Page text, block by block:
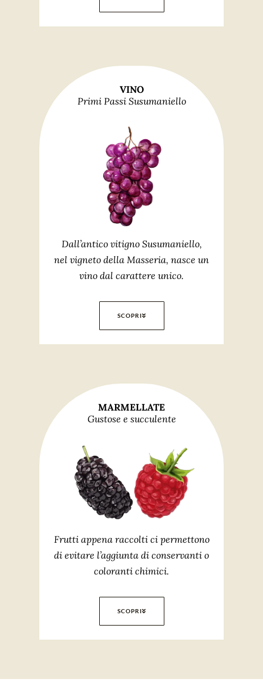
VINO
Primi Passi Susumaniello
Dall’antico vitigno Susumaniello,
nel vigneto della Masseria, nasce un
vino dal carattere unico.
SCOPRI
MARMELLATE
Gustose e succulente
Frutti appena raccolti ci permettono
di evitare l’aggiunta di conservanti o
coloranti chimici.
SCOPRI